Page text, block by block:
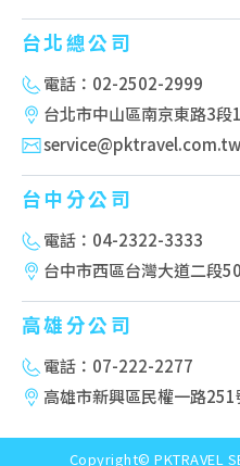
台北總公司
電話：02-2502-2999
台北市中山區南京東路3
service@pktravel.com.tw
台中分公司
電話：04-2322-3333
台中市西區台灣大道二段
高雄分公司
電話：07-222-2277
高雄市新興區民權一路
Copyright© PKTRAVEL